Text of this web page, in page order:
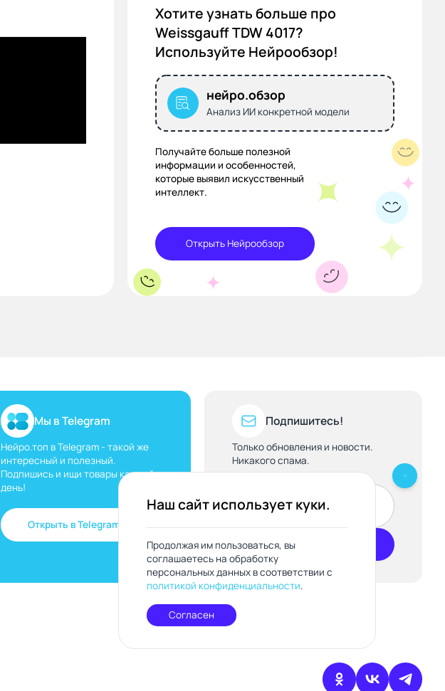
Хотите узнать больше про
Weissgauff TDW 4017?
Используйте Нейрообзор!
нейро.обзор
Анализ ИИ конкретной модели
Получайте больше полезной
информации и особенностей,
которые выявил искусственный
интеллект.
Открыть Нейрообзор
Мы в Telegram
Нейро.топ в Telegram - такой же
интересный и полезный.
Подпишись и ищи товары каждый
день!
Открыть в Telegram
Подпишитесь!
Только обновления и новости.
Никакого спама.
Подписаться
Мы в одноклассниках
Мы в вконтакте
Мы в
Наш сайт использует куки.
Продолжая им пользоваться, вы
соглашаетесь на обработку
персональных данных в соответствии с
политикой конфиденциальности.
Согласен